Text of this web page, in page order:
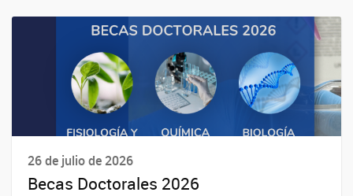
26 de julio de 2026
Becas Doctorales 2026